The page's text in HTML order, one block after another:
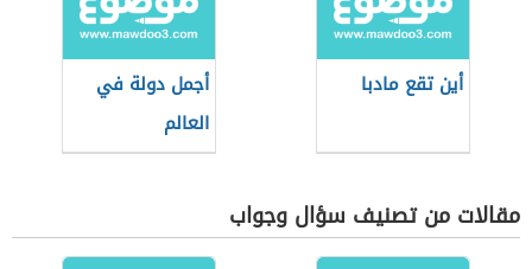
أين تقع مادبا
أجمل دولة في
العالم
مقالات من تصنيف سؤال وجواب